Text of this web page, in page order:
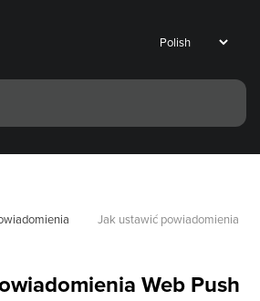
Jak ustawić powiadomienia
Web Push